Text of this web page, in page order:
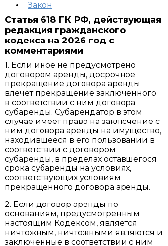
Закон
Статья 618 ГК РФ, действующая
редакция гражданского
кодекса на 2026 год с
комментариями
1. Если иное не предусмотрено
договором аренды, досрочное
прекращение договора аренды
влечет прекращение заключенного
в соответствии с ним договора
субаренды. Субарендатор в этом
случае имеет право на заключение с
ним договора аренды на имущество,
находившееся в его пользовании в
соответствии с договором
субаренды, в пределах оставшегося
срока субаренды на условиях,
соответствующих условиям
прекращенного договора аренды.
2. Если договор аренды по
основаниям, предусмотренным
настоящим Кодексом, является
ничтожным, ничтожными являются и
заключенные в соответствии с ним